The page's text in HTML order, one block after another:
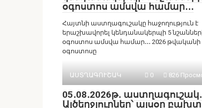
օգոստոս ամսվա համար․․․
Հայտնի աստղագուշակը հաջողություն է
երաշխավորել կենդանակերպի 5
օգոստոս ամսվա համար․․․ 2026 թվականի
օգոստոսը
ԱՍՏՂԱԳՈՒՇԱԿ 0 826
05․08․2026թ․
Այծեղջյուրներ՝ այսօր